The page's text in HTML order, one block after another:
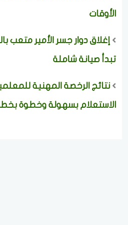
الأوقات
إغلاق دوار جسر الأمير متعب
تبدأ صيانة شاملة
الاستعلام بسهولة وخطوة